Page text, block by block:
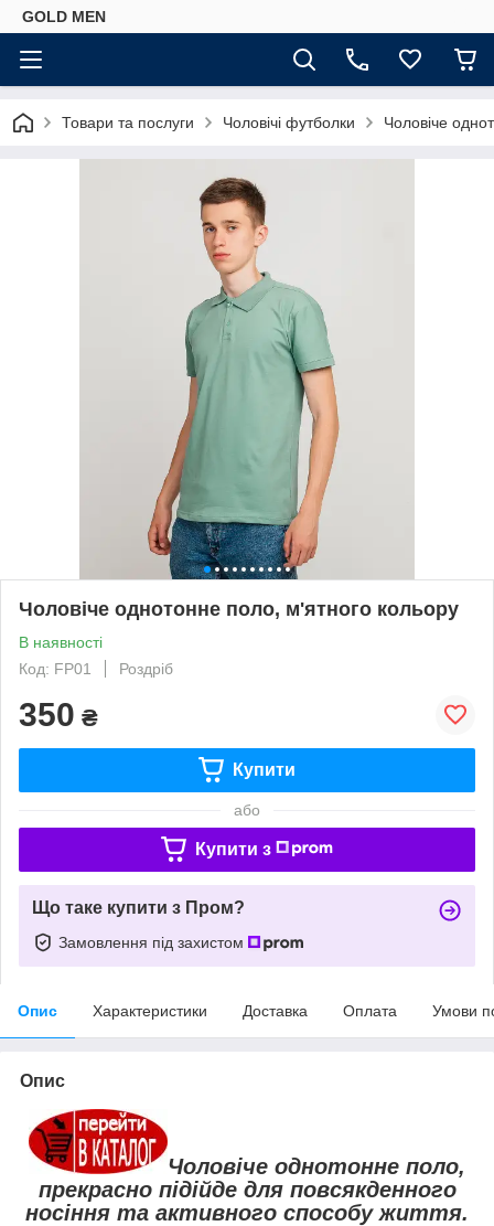
GOLD MEN
Товари та послуги Чоловічі футболки Чоловіче
Чоловіче однотонне поло, м'ятного кольору
В наявності
Код: FP01
Роздріб
350 ₴
Купити
або
Купити з
Що таке купити з Пром?
Замовлення під захистом
Опис Характеристики Доставка Оплата Умови
Опис
Чоловіче однотонне поло,
прекрасно підійде для повсякденного
носіння та активного способу життя.